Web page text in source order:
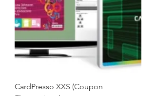
CardPresso XXS (Coupon